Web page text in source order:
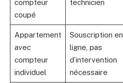
compteur
coupé
technicien
Appartement
avec
compteur
individuel
Souscription en
ligne, pas
d’intervention
nécessaire